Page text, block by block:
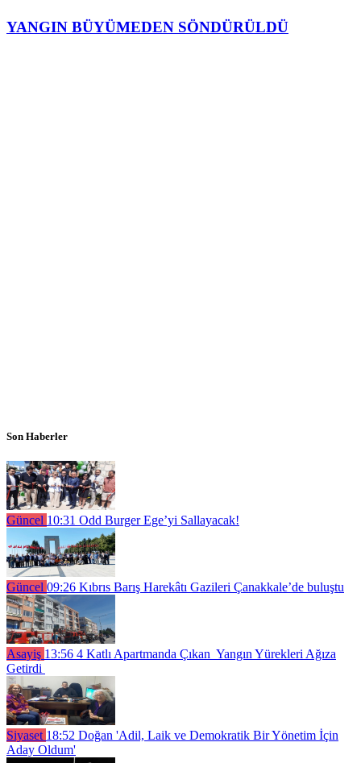
YANGIN BÜYÜMEDEN SÖNDÜRÜLDÜ
Son Haberler
Güncel 10:31 Odd Burger Ege’yi Sallayacak!
Güncel 09:26 Kıbrıs Barış Harekâtı Gazileri Çanakkale’de buluştu
Asayiş 13:56 4 Katlı Apartmanda Çıkan Yangın Yürekleri Ağıza
Getirdi
Siyaset 18:52 Doğan 'Adil, Laik ve Demokratik Bir Yönetim İçin
Aday Oldum'